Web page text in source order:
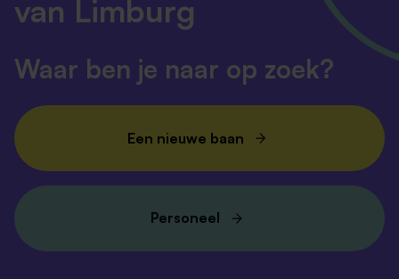
van Limburg
Waar ben je naar op zoek?
Een nieuwe baan
Personeel